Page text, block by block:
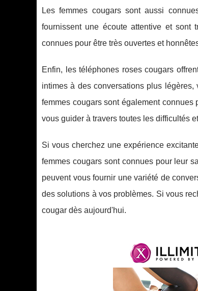
Les femmes cougars sont aussi
fournissent une écoute attentive et sont
connues pour être très ouvertes et
Enfin, les téléphones roses cougars
intimes à des conversations plus
femmes cougars sont également
vous guider à travers toutes les difficultés
Si vous cherchez une expérience
femmes cougars sont connues pour leur
peuvent vous fournir une variété de
des solutions à vos problèmes. Si vous
cougar dès aujourd'hui.